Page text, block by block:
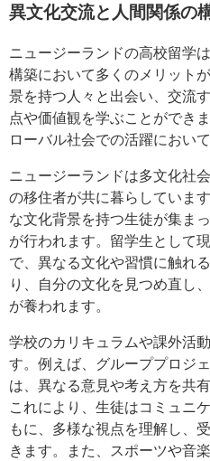
異文化交流と人間関係の
ニュージーランドの高校留学
構築において多くのメリット
景を持つ人々と出会い、交流
点や価値観を学ぶことができ
ローバル社会での活躍におい
ニュージーランドは多文化社
の移住者が共に暮らしていま
な文化背景を持つ生徒が集ま
が行われます。留学生として
で、異なる文化や習慣に触れ
り、自分の文化を見つめ直し
が養われます。
学校のカリキュラムや課外活
す。例えば、グループプロジ
は、異なる意見や考え方を共
これにより、生徒はコミュニ
もに、多様な視点を理解し、
きます。また、スポーツや音